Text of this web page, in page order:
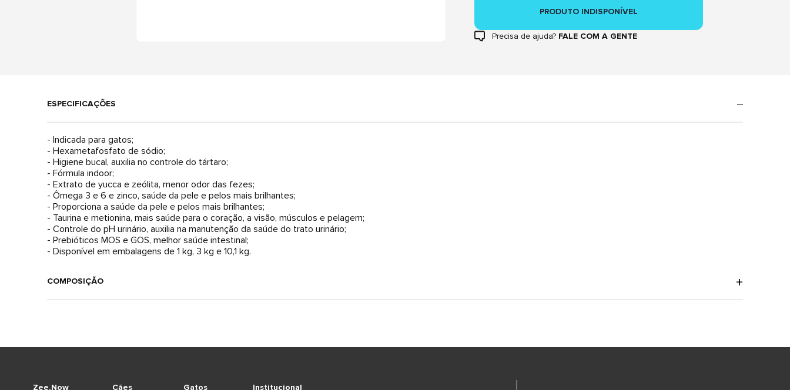
PRODUTO INDISPONÍVEL
Precisa de ajuda? FALE COM A GENTE
ESPECIFICAÇÕES
- Indicada para gatos;
- Hexametafosfato de sódio;
- Higiene bucal, auxilia no controle do tártaro;
- Fórmula indoor;
- Extrato de yucca e zeólita, menor odor das fezes;
- Ômega 3 e 6 e zinco, saúde da pele e pelos mais brilhantes;
- Proporciona a saúde da pele e pelos mais brilhantes;
- Taurina e metionina, mais saúde para o coração, a visão, músculos e pelagem;
- Controle do pH urinário, auxilia na manutenção da saúde do trato urinário;
- Prebióticos MOS e GOS, melhor saúde intestinal;
- Disponível em embalagens de 1 kg, 3 kg e 10,1 kg.
COMPOSIÇÃO
Cães Gatos
Zee.Now Institucional